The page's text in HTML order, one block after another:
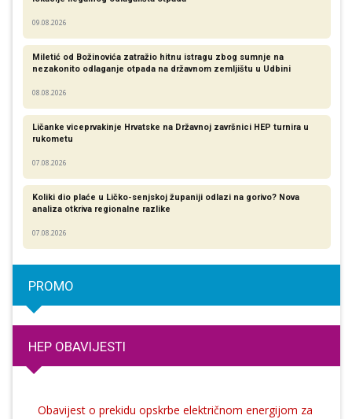
09.08.2026
Miletić od Božinovića zatražio hitnu istragu zbog sumnje na
nezakonito odlaganje otpada na državnom zemljištu u Udbini
08.08.2026
Ličanke viceprvakinje Hrvatske na Državnoj završnici HEP turnira u
rukometu
07.08.2026
Koliki dio plaće u Ličko-senjskoj županiji odlazi na gorivo? Nova
analiza otkriva regionalne razlike​
07.08.2026
PROMO
HEP OBAVIJESTI
Obavijest o prekidu opskrbe električnom energijom za